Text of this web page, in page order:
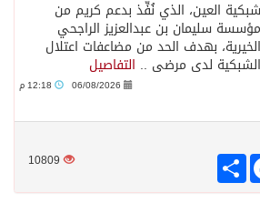
شبكية العين، الذي نُفِّذ بدعم كريم من
مؤسسة سليمان بن عبدالعزيز الراجحي
الخيرية، بهدف الحد من مضاعفات اعتلال
الشبكية لدى مرضى .. التفاصيل
06/08/2026
10809 انشر